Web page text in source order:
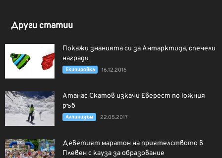
Други статии
Покажи знанията си за Антарктида, спечели
награди
Екипировка 16.12.2016
Атанас Скатов изкачи Еверест по южния
ръб
Алпинизъм 22.05.2017
Деветият маратон на приятелството в
Плевен с кауза за образование